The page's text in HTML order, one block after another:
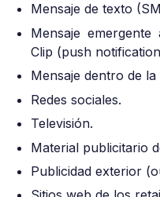
Mensaje de texto
Mensaje
Clip (push
Mensaje dentro de
Redes sociales.
Televisión.
Material publicitario
Publicidad exterior